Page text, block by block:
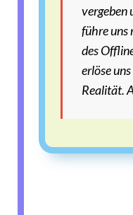
vergeben
führe uns
des
erlöse
Realität.